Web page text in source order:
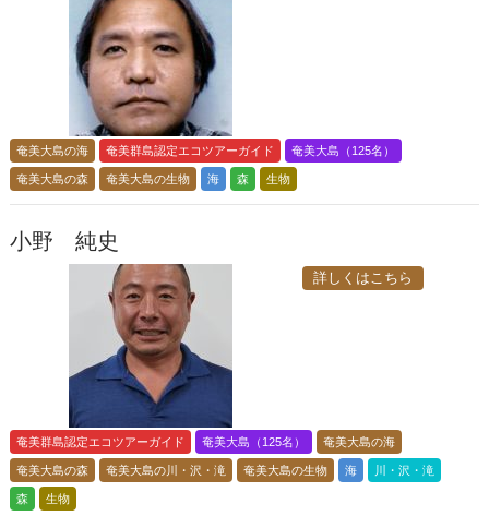
奄美大島の海 奄美群島認定エコツアーガイド 奄美大島（125名）
奄美大島の森 奄美大島の生物 海 森 生物
小野 純史
詳しくはこちら
奄美群島認定エコツアーガイド 奄美大島（125名） 奄美大島の海
奄美大島の森 奄美大島の川・沢・滝 奄美大島の生物 海 川・沢・滝
森 生物